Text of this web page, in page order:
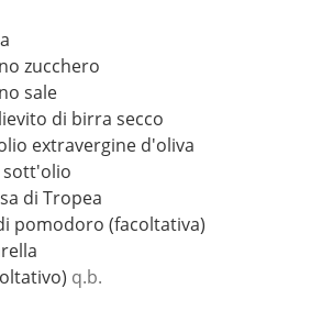
zucchero
sale
lievito di birra secco
extravergine d'oliva
di Tropea
pomodoro (facoltativa)
q.b.